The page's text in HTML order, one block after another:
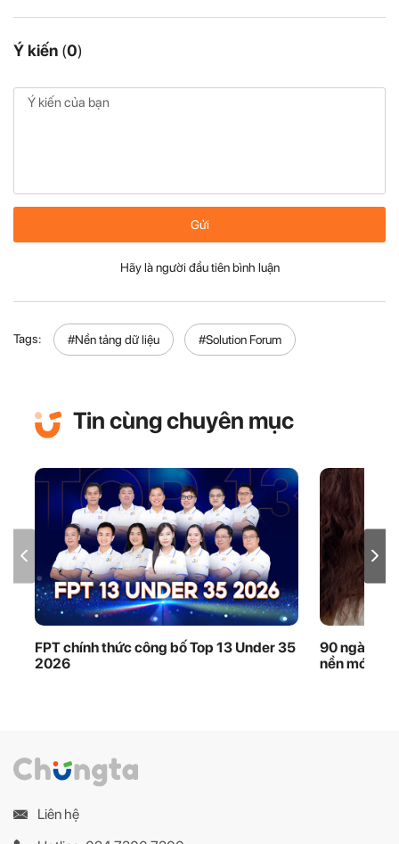
Ý kiến (0)
Gửi
Hãy là người đầu tiên bình luận
Tags: #Nền tảng dữ liệu #Solution Forum
Tin cùng chuyên mục
FPT chính thức công bố Top 13 Under 35
2026
90 ngày
nền móng
Liên hệ